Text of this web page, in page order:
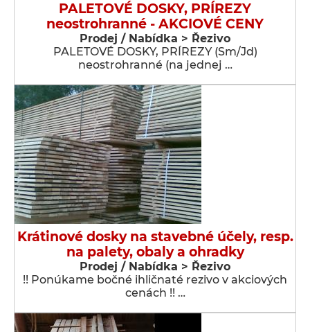
PALETOVÉ DOSKY, PRÍREZY
neostrohranné - AKCIOVÉ CENY
Prodej / Nabídka > Řezivo
PALETOVÉ DOSKY, PRÍREZY (Sm/Jd)
neostrohranné (na jednej …
Krátinové dosky na stavebné účely, resp.
na palety, obaly a ohradky
Prodej / Nabídka > Řezivo
!! Ponúkame bočné ihličnaté rezivo v akciových
cenách !! …